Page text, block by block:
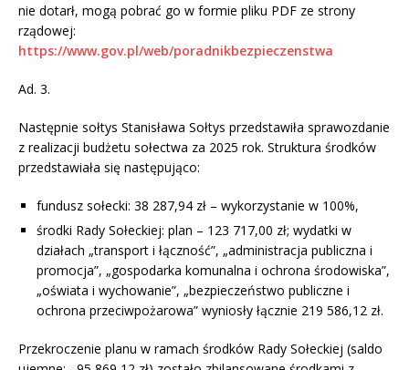
nie dotarł, mogą pobrać go w formie pliku PDF ze strony
rządowej:
https://www.gov.pl/web/poradnikbezpieczenstwa
Ad. 3.
Następnie sołtys Stanisława Sołtys przedstawiła sprawozdanie
z realizacji budżetu sołectwa za 2025 rok. Struktura środków
przedstawiała się następująco:
fundusz sołecki: 38 287,94 zł – wykorzystanie w 100%,
środki Rady Sołeckiej: plan – 123 717,00 zł; wydatki w
działach „transport i łączność”, „administracja publiczna i
promocja”, „gospodarka komunalna i ochrona środowiska”,
„oświata i wychowanie”, „bezpieczeństwo publiczne i
ochrona przeciwpożarowa” wyniosły łącznie 219 586,12 zł.
Przekroczenie planu w ramach środków Rady Sołeckiej (saldo